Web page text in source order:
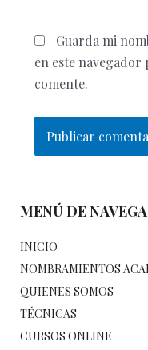
Guarda mi
en este navegador
comente.
MENÚ DE
INICIO
NOMBRAMIENTOS
QUIENES SOMOS
TÉCNICAS
CURSOS ONLINE